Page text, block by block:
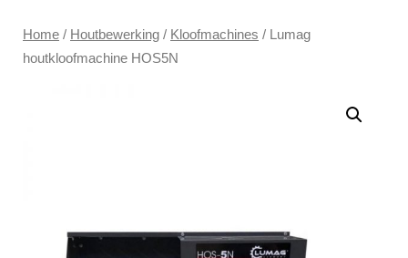
Home / Houtbewerking / Kloofmachines / Lumag
houtkloofmachine HOS5N